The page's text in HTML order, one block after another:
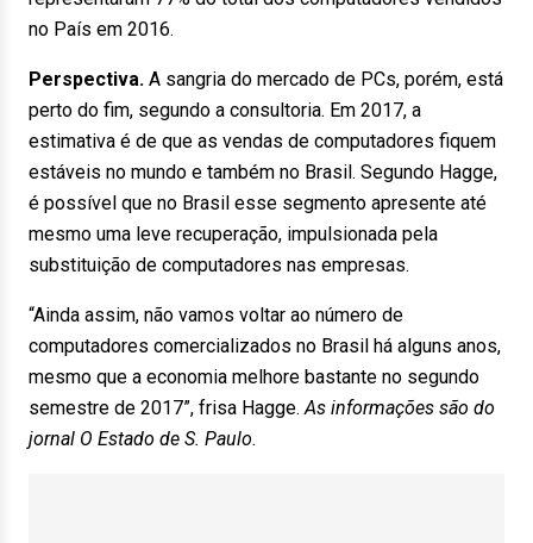
no País em 2016.
Perspectiva. A sangria do mercado de PCs, porém, está
perto do fim, segundo a consultoria. Em 2017, a
estimativa é de que as vendas de computadores fiquem
estáveis no mundo e também no Brasil. Segundo Hagge,
é possível que no Brasil esse segmento apresente até
mesmo uma leve recuperação, impulsionada pela
substituição de computadores nas empresas.
“Ainda assim, não vamos voltar ao número de
computadores comercializados no Brasil há alguns anos,
mesmo que a economia melhore bastante no segundo
semestre de 2017”, frisa Hagge.As informações são do
jornal O Estado de S. Paulo.